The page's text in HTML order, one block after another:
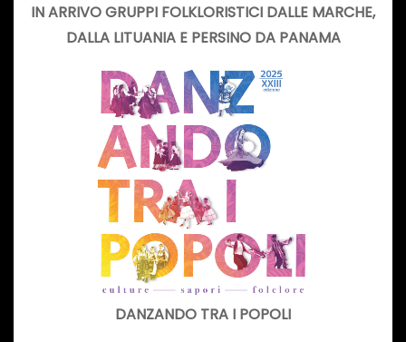
IN ARRIVO GRUPPI FOLKLORISTICI DALLE MARCHE,
DALLA LITUANIA E PERSINO DA PANAMA
DANZANDO TRA I POPOLI